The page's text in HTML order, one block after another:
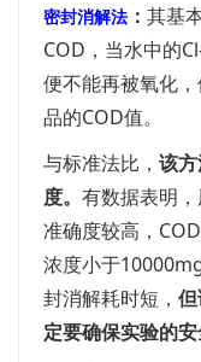
密封消解法 ： 其基
COD，当水中的
便不能再被氧化
品的COD值。
与标准法比， 该
度。 有数据表明
准确度较高，
浓度小于
封消解耗时短，
定要确保实验的安